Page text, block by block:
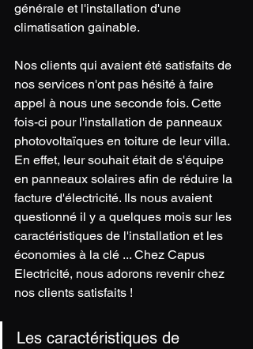
générale et l'installation d'une
climatisation gainable.
Nos clients qui avaient été satisfaits de
nos services n'ont pas hésité à faire
appel à nous une seconde fois. Cette
fois-ci pour l'installation de panneaux
photovoltaïques en toiture de leur villa.
En effet, leur souhait était de s'équipe
en panneaux solaires afin de réduire la
facture d'électricité. Ils nous avaient
questionné il y a quelques mois sur les
caractéristiques de l'installation et les
économies à la clé ... Chez Capus
Electricité, nous adorons revenir chez
nos clients satisfaits !
Les caractéristiques de